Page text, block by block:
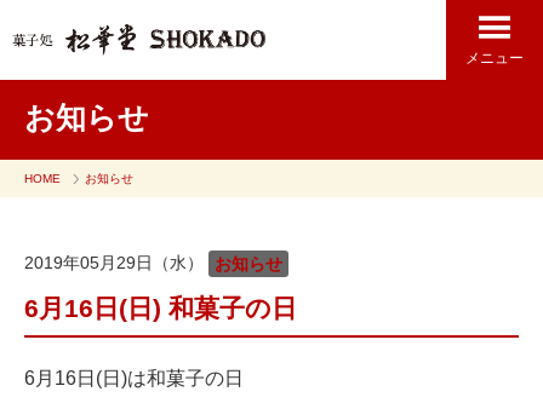
メニュー
お知らせ
HOME お知らせ
2019年05月29日（水） お知らせ
6月16日(日) 和菓子の日
6月16日(日)は和菓子の日